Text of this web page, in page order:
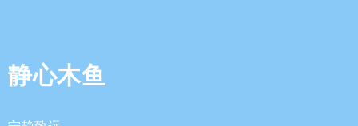
静心木鱼